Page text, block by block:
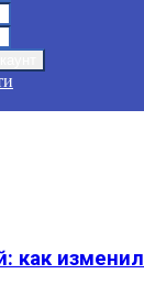
как